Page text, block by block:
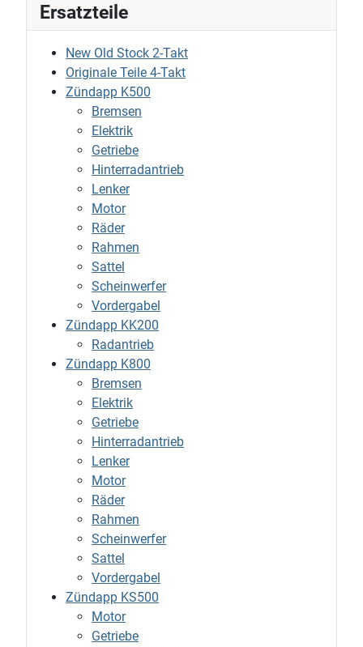
Ersatzteile
New Old Stock 2-Takt
Originale Teile 4-Takt
Zündapp K500
Bremsen
Elektrik
Getriebe
Hinterradantrieb
Lenker
Motor
Räder
Rahmen
Sattel
Scheinwerfer
Vordergabel
Zündapp KK200
Radantrieb
Zündapp K800
Bremsen
Elektrik
Getriebe
Hinterradantrieb
Lenker
Motor
Räder
Rahmen
Scheinwerfer
Sattel
Vordergabel
Zündapp KS500
Motor
Getriebe